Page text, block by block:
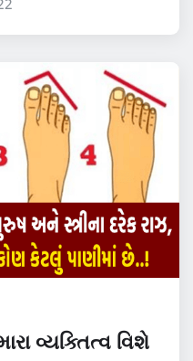
વ્યક્તિત્વ વિશે